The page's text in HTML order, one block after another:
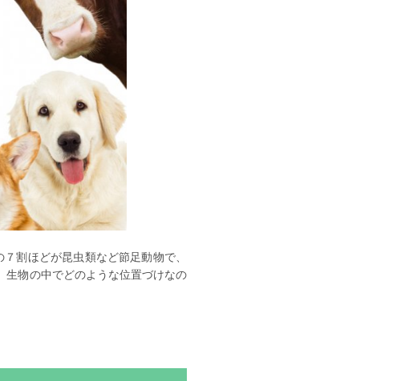
割ほどが昆虫類など節足動物で、
生物の中でどのような位置づけなの